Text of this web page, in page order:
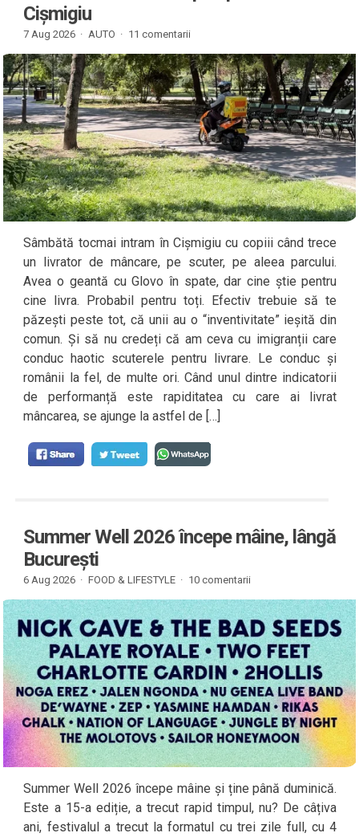
Cișmigiu
7 Aug 2026 · AUTO · 11 comentarii
Sâmbătă tocmai intram în Cișmigiu cu copiii când trece
un livrator de mâncare, pe scuter, pe aleea parcului.
Avea o geantă cu Glovo în spate, dar cine știe pentru
cine livra. Probabil pentru toți. Efectiv trebuie să te
păzești peste tot, că unii au o “inventivitate” ieșită din
comun. Și să nu credeți că am ceva cu imigranții care
conduc haotic scuterele pentru livrare. Le conduc și
românii la fel, de multe ori. Când unul dintre indicatorii
de performanță este rapiditatea cu care ai livrat
mâncarea, se ajunge la astfel de […]
Summer Well 2026 începe mâine, lângă
București
6 Aug 2026 · FOOD & LIFESTYLE · 10 comentarii
Summer Well 2026 începe mâine și ține până duminică.
Este a 15-a ediție, a trecut rapid timpul, nu? De câțiva
ani, festivalul a trecut la formatul cu trei zile full, cu 4